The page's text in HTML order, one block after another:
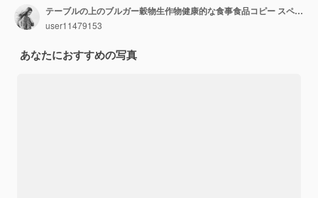
テーブルの上のブルガー穀物生作物健康的な食事食品コピー スペース食品背景
user11479153
あなたにおすすめの写真